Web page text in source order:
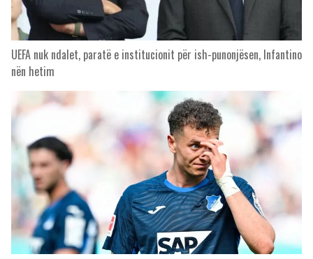
UEFA nuk ndalet, paratë e institucionit për ish-punonjësen, Infantino
nën hetim